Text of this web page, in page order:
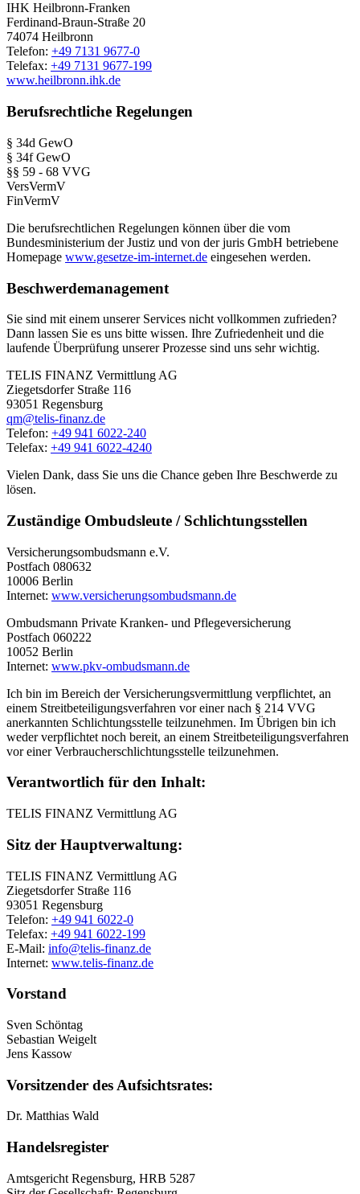
IHK Heilbronn-Franken
Ferdinand-Braun-Straße 20
74074 Heilbronn
Telefon: +49 7131 9677-0
Telefax: +49 7131 9677-199
www.heilbronn.ihk.de
Berufsrechtliche Regelungen
§ 34d GewO
§ 34f GewO
§§ 59 - 68 VVG
VersVermV
FinVermV
Die berufsrechtlichen Regelungen können über die vom
Bundesministerium der Justiz und von der juris GmbH betriebene
Homepage www.gesetze-im-internet.de eingesehen werden.
Beschwerdemanagement
Sie sind mit einem unserer Services nicht vollkommen zufrieden?
Dann lassen Sie es uns bitte wissen. Ihre Zufriedenheit und die
laufende Überprüfung unserer Prozesse sind uns sehr wichtig.
TELIS FINANZ Vermittlung AG
Ziegetsdorfer Straße 116
93051 Regensburg
qm@telis-finanz.de
Telefon: +49 941 6022-240
Telefax: +49 941 6022-4240
Vielen Dank, dass Sie uns die Chance geben Ihre Beschwerde zu
lösen.
Zuständige Ombudsleute / Schlichtungsstellen
Versicherungsombudsmann e.V.
Postfach 080632
10006 Berlin
Internet: www.versicherungsombudsmann.de
Ombudsmann Private Kranken- und Pflegeversicherung
Postfach 060222
10052 Berlin
Internet: www.pkv-ombudsmann.de
Ich bin im Bereich der Versicherungsvermittlung verpflichtet, an
einem Streitbeteiligungsverfahren vor einer nach § 214 VVG
anerkannten Schlichtungsstelle teilzunehmen. Im Übrigen bin ich
weder verpflichtet noch bereit, an einem Streitbeteiligungsverfahren
vor einer Verbraucherschlichtungsstelle teilzunehmen.
Verantwortlich für den Inhalt:
TELIS FINANZ Vermittlung AG
Sitz der Hauptverwaltung:
TELIS FINANZ Vermittlung AG
Ziegetsdorfer Straße 116
93051 Regensburg
Telefon: +49 941 6022-0
Telefax: +49 941 6022-199
E-Mail: info@telis-finanz.de
Internet: www.telis-finanz.de
Vorstand
Sven Schöntag
Sebastian Weigelt
Jens Kassow
Vorsitzender des Aufsichtsrates:
Dr. Matthias Wald
Handelsregister
Amtsgericht Regensburg, HRB 5287